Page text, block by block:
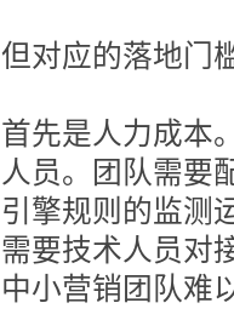
但对应的落地门
首先是人力成本
人员。团队需要
引擎规则的监测
需要技术人员对
中小营销团队难